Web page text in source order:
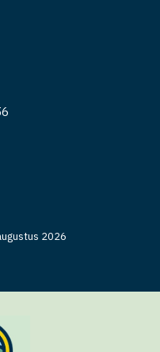
2026